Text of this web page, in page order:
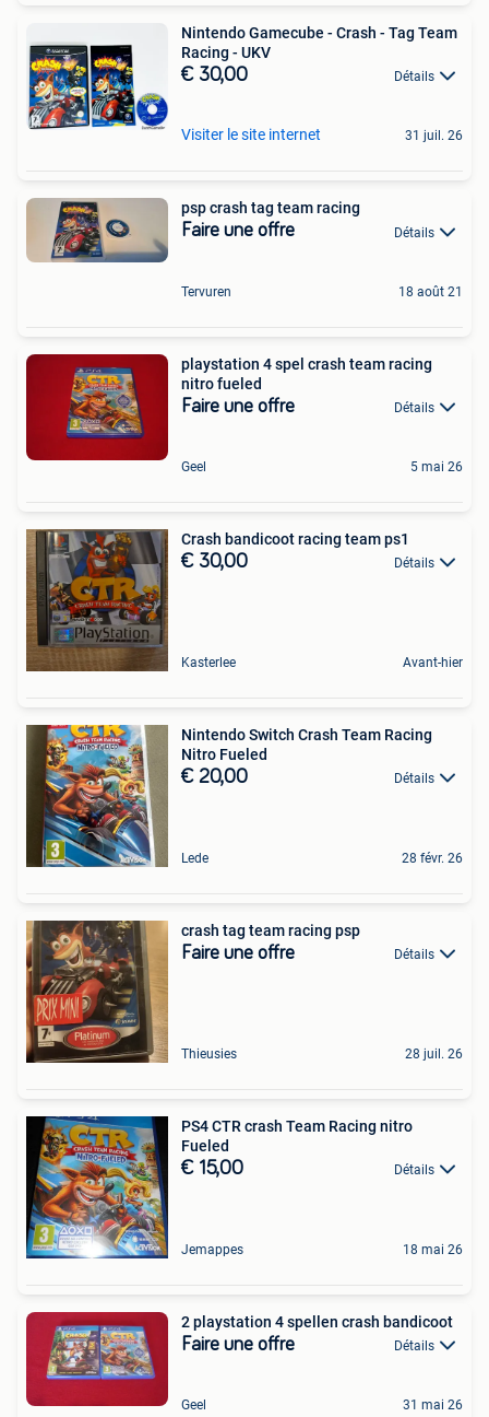
Nintendo Gamecube - Crash - Tag Team
Racing - UKV
€ 30,00 Détails
Visiter le site internet 31 juil. 26
psp crash tag team racing
Faire une offre Détails
Tervuren 18 août 21
playstation 4 spel crash team racing
nitro fueled
Faire une offre Détails
Geel 5 mai 26
Crash bandicoot racing team ps1
€ 30,00 Détails
Kasterlee Avant-hier
Nintendo Switch Crash Team Racing
Nitro Fueled
€ 20,00 Détails
Lede 28 févr. 26
crash tag team racing psp
Faire une offre Détails
Thieusies 28 juil. 26
PS4 CTR crash Team Racing nitro
Fueled
€ 15,00 Détails
Jemappes 18 mai 26
2 playstation 4 spellen crash bandicoot
Faire une offre Détails
Geel 31 mai 26